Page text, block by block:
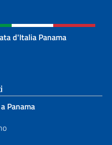
d'Italia Panama
Panama